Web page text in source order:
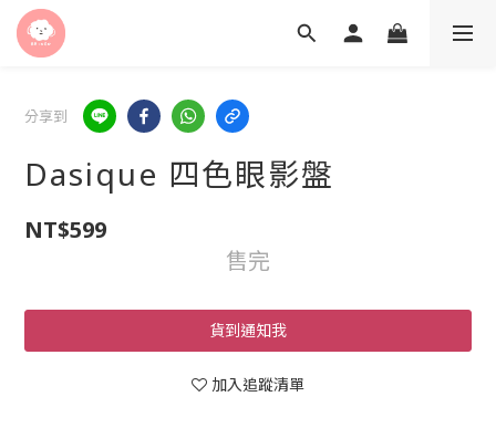
分享到
Dasique 四色眼影盤
NT$599
售完
貨到通知我
加入追蹤清單